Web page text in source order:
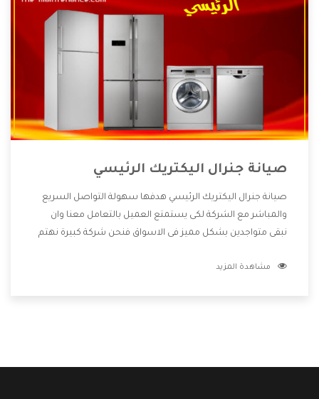
صيانة جنرال اليكتريك الرئيسي
صيانة جنرال اليكتريك الرئيسي هدفها سهولة التواصل السريع
والمباشر مع الشركة لكى يستمتع العميل بالتعامل معنا وان
نبقى متواجدين بشكل مميز فى الاسواق فنحن شركة كبيرة نهتم
الشركة بها والتى تكون منها خدمة الصيانة التى تكون من أهم
مشاهدة المزيد